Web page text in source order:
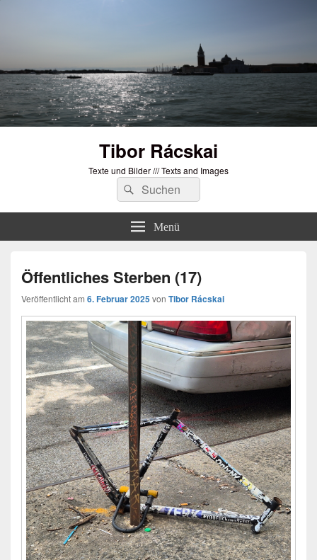
Tibor Rácskai
Texte und Bilder /// Texts and Images
Suchen
nach:
Suchen
Menü
Öffentliches Sterben (17)
Veröffentlicht am 6. Februar 2025von Tibor Rácskai